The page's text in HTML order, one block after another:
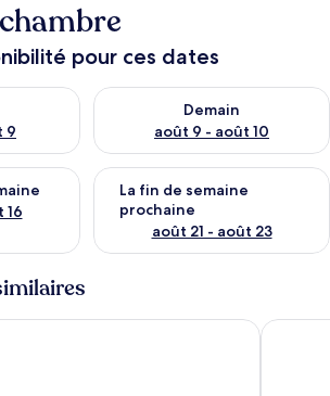
pour ces dates
9
pour ce soir août 8 - août 9
Demain
août 9 - août 10
Vérifier la disponibilité pour
16
pour cette fin de semaine août 14 -
La fin de semaine
prochaine
août 21 - août 23
Vérifier la disponibilité pour
Delek